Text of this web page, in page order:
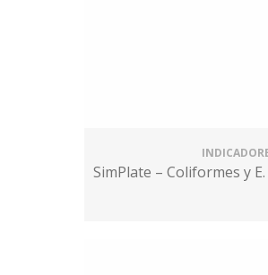
SimPlate – Coliformes y